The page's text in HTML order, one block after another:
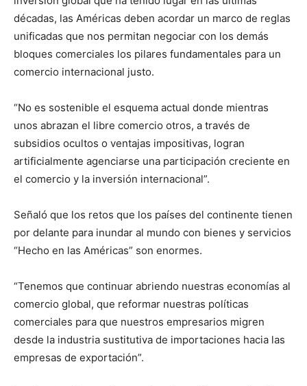
décadas, las Américas deben acordar un marco de reglas
unificadas que nos permitan negociar con los demás
bloques comerciales los pilares fundamentales para un
comercio internacional justo.
“No es sostenible el esquema actual donde mientras
unos abrazan el libre comercio otros, a través de
subsidios ocultos o ventajas impositivas, logran
artificialmente agenciarse una participación creciente en
el comercio y la inversión internacional”.
Señaló que los retos que los países del continente tienen
por delante para inundar al mundo con bienes y servicios
“Hecho en las Américas” son enormes.
“Tenemos que continuar abriendo nuestras economías al
comercio global, que reformar nuestras políticas
comerciales para que nuestros empresarios migren
desde la industria sustitutiva de importaciones hacia las
empresas de exportación”.